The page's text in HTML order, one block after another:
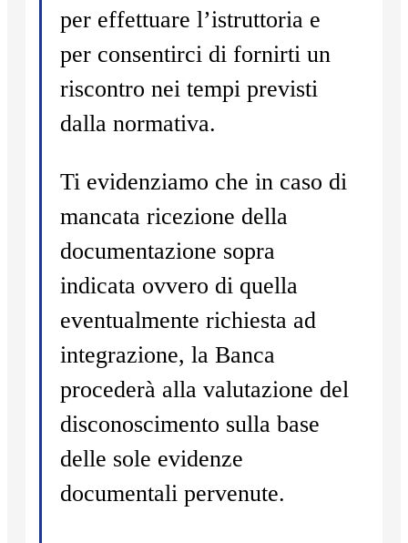
per effettuare l’istruttoria e
per consentirci di fornirti un
riscontro nei tempi previsti
dalla normativa.
Ti evidenziamo che in caso di
mancata ricezione della
documentazione sopra
indicata ovvero di quella
eventualmente richiesta ad
integrazione, la Banca
procederà alla valutazione del
disconoscimento sulla base
delle sole evidenze
documentali pervenute.